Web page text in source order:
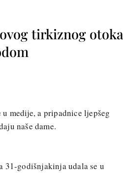
tirkiznog otoka
medije, a pripadnice ljepšeg
naše dame.
31-godišnjakinja udala se u